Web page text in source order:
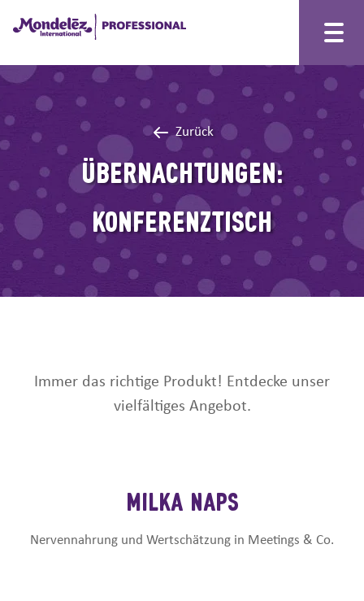
Zurück
ÜBERNACHTUNGEN:
KONFERENZTISCH
Immer das richtige Produkt! Entdecke unser
vielfältiges Angebot.
MILKA NAPS
Nervennahrung und Wertschätzung in Meetings & Co.